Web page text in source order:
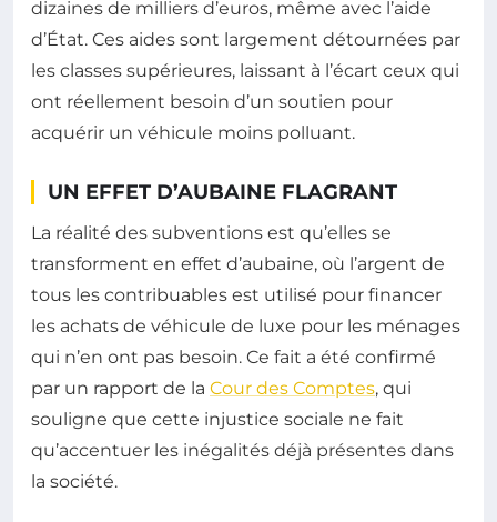
dizaines de milliers d’euros, même avec l’aide
d’État. Ces aides sont largement détournées par
les classes supérieures, laissant à l’écart ceux qui
ont réellement besoin d’un soutien pour
acquérir un véhicule moins polluant.
UN EFFET D’AUBAINE FLAGRANT
La réalité des subventions est qu’elles se
transforment en effet d’aubaine, où l’argent de
tous les contribuables est utilisé pour financer
les achats de véhicule de luxe pour les ménages
qui n’en ont pas besoin. Ce fait a été confirmé
par un rapport de la Cour des Comptes, qui
souligne que cette injustice sociale ne fait
qu’accentuer les inégalités déjà présentes dans
la société.